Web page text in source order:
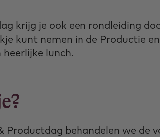
krijg je ook een rondleiding
kunt nemen in de Productie
heerlijke lunch.
Productdag behandelen we de